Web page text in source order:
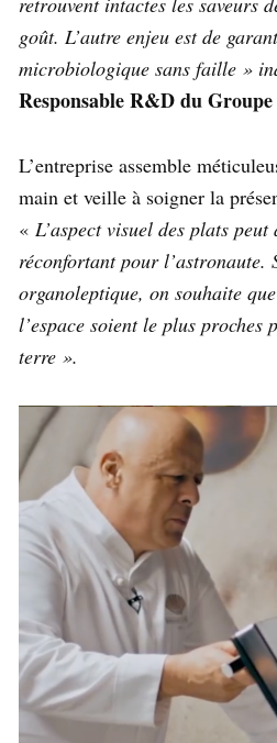
goût. L’autre enjeu est de
microbiologique sans faille »
Responsable R&D du
L’entreprise assemble
main et veille à soigner la
« L’aspect visuel des plats
réconfortant pour l’astronaute.
organoleptique, on souhaite
l’espace soient le plus proches
terre ».